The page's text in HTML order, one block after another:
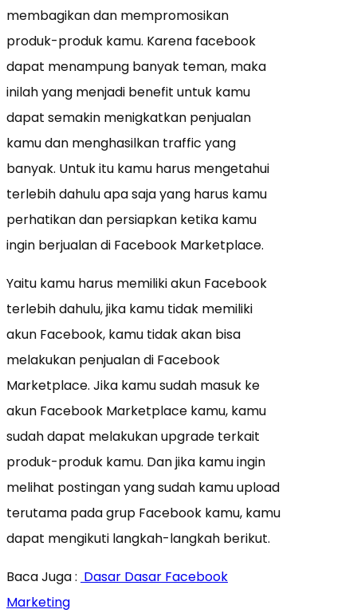
membagikan dan mempromosikan
produk-produk kamu. Karena facebook
dapat menampung banyak teman, maka
inilah yang menjadi benefit untuk kamu
dapat semakin menigkatkan penjualan
kamu dan menghasilkan traffic yang
banyak. Untuk itu kamu harus mengetahui
terlebih dahulu apa saja yang harus kamu
perhatikan dan persiapkan ketika kamu
ingin berjualan di Facebook Marketplace.
Yaitu kamu harus memiliki akun Facebook
terlebih dahulu, jika kamu tidak memiliki
akun Facebook, kamu tidak akan bisa
melakukan penjualan di Facebook
Marketplace. Jika kamu sudah masuk ke
akun Facebook Marketplace kamu, kamu
sudah dapat melakukan upgrade terkait
produk-produk kamu. Dan jika kamu ingin
melihat postingan yang sudah kamu upload
terutama pada grup Facebook kamu, kamu
dapat mengikuti langkah-langkah berikut.
Baca Juga : Dasar Dasar Facebook
Marketing